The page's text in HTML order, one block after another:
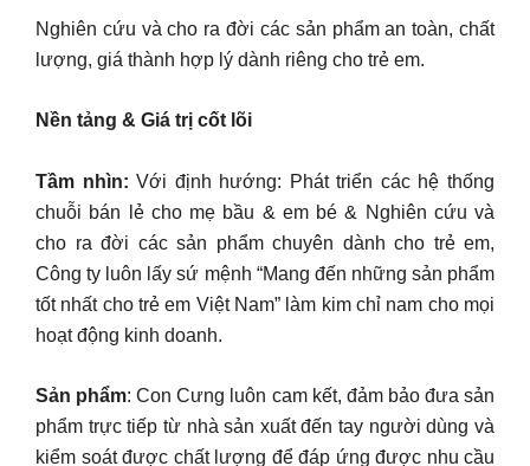
Nghiên cứu và cho ra đời các sản phẩm an toàn, chất
lượng, giá thành hợp lý dành riêng cho trẻ em.
Nền tảng & Giá trị cốt lõi
Tầm nhìn:Với định hướng: Phát triển các hệ thống
chuỗi bán lẻ cho mẹ bầu & em bé & Nghiên cứu và
cho ra đời các sản phẩm chuyên dành cho trẻ em,
Công ty luôn lấy sứ mệnh “Mang đến những sản phẩm
tốt nhất cho trẻ em Việt Nam” làm kim chỉ nam cho mọi
hoạt động kinh doanh.
Sản phẩm: Con Cưng luôn cam kết, đảm bảo đưa sản
phẩm trực tiếp từ nhà sản xuất đến tay người dùng và
kiểm soát được chất lượng để đáp ứng được nhu cầu